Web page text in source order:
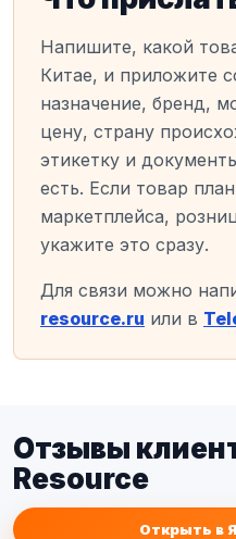
Напишите, какой
Китае, и приложите
назначение, бренд,
цену, страну
этикетку и
есть. Если товар
маркетплейса,
укажите это сразу.
Для связи можно
resource.ru или в
Отзывы
Resource
Открыть в